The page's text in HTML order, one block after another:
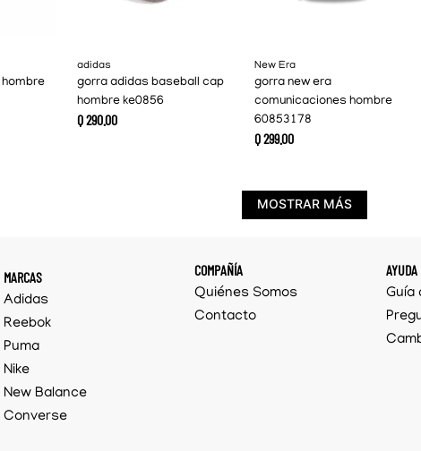
adidas
gorra adidas baseball cap
hombre ke0856
Q29000
New Era
gorra new era
comunicaciones hombre
60853178
Q299.00
MOSTRAR MÁS
MARCAS
Adidas
Reebok
Puma
Nike
New Balance
Converse
COMPAÑÍA
Quiénes Somos
Contacto
AYUDA
Guía